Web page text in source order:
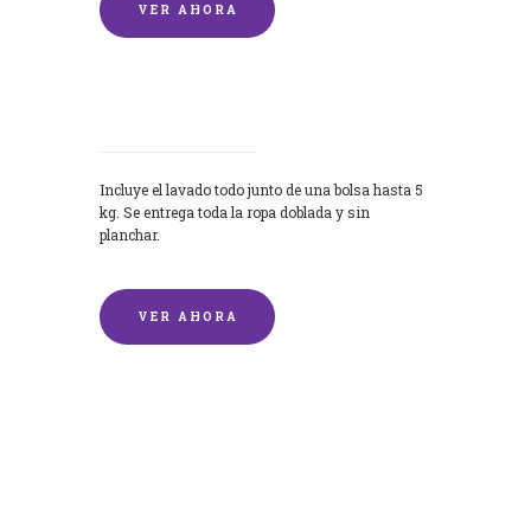
VER AHORA
Incluye el lavado todo junto de una bolsa hasta 5
kg. Se entrega toda la ropa doblada y sin
planchar.
VER AHORA